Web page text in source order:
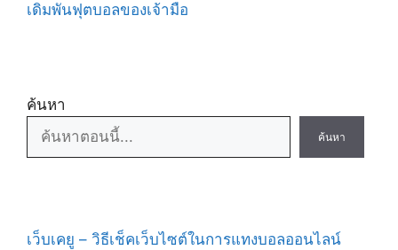
เดิมพันฟุตบอลของเจ้ามือ
ค้นหา
ค้นหา
เว็บเคยู – วิธีเช็คเว็บไซต์ในการแทงบอลออนไลน์